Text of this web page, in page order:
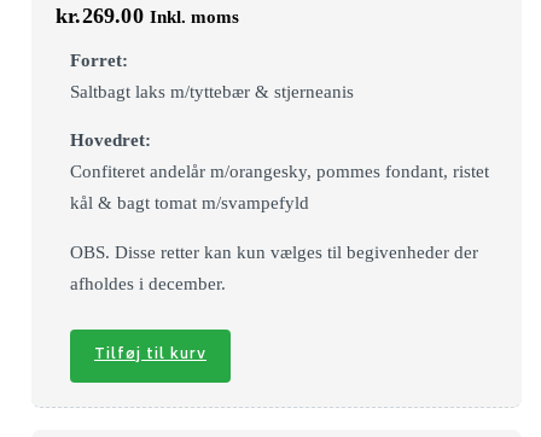
kr.269.00 Inkl. moms
Forret:
Saltbagt laks m/tyttebær & stjerneanis
Hovedret:
Confiteret andelår m/orangesky, pommes fondant, ristet
kål & bagt tomat m/svampefyld
OBS. Disse retter kan kun vælges til begivenheder der
afholdes i december.
Tilføj til kurv